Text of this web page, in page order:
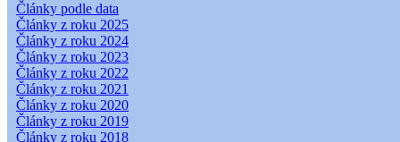
Články podle data
Články z roku 2025
Články z roku 2024
Články z roku 2023
Články z roku 2022
Články z roku 2021
Články z roku 2020
Články z roku 2019
Články z roku 2018